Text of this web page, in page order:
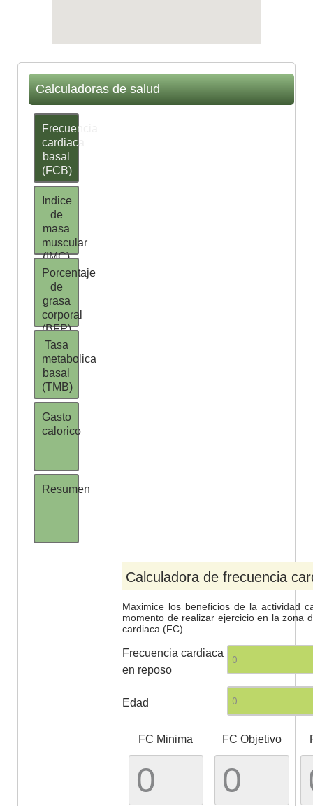
Calculadoras de salud
Frecuencia
cardiaca
basal
(FCB)
Indice
de
masa
muscular
(IMC)
Porcentaje
de
grasa
corporal
(BFP)
Tasa
metabolica
basal
(TMB)
Gasto
calorico
Resumen
Calculadora de frecuencia
Maximice los beneficios de la actividad
momento de realizar ejercicio en la zona
cardiaca (FC).
Frecuencia cardiaca
en reposo
Edad
FC Minima FC Objetivo